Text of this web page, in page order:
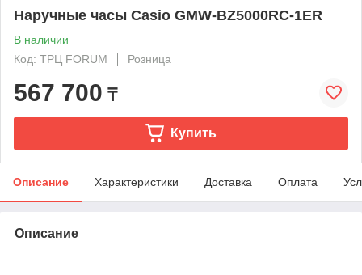
Наручные часы Casio GMW-BZ5000RC-1ER
В наличии
Код: ТРЦ FORUM
Розница
567 700 ₸
Купить
Описание Характеристики Доставка Оплата
Описание